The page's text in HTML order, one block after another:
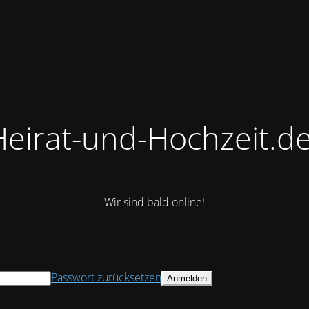
und-
Wir sind bald online!
Passwort zurücksetzen